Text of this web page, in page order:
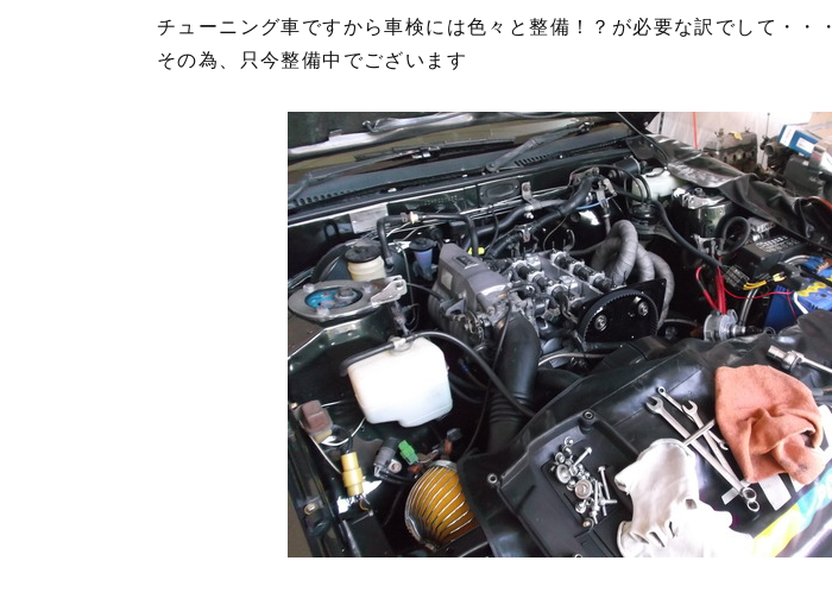
チューニング車ですから車検には色々と整備！？が必要な訳でして・・・
その為、只今整備中でございます